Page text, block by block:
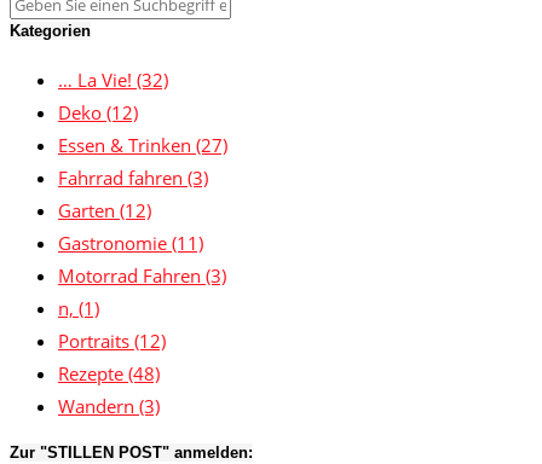
Kategorien
… La Vie! (32)
Deko (12)
Essen & Trinken (27)
Fahrrad fahren (3)
Garten (12)
Gastronomie (11)
Motorrad Fahren (3)
n, (1)
Portraits (12)
Rezepte (48)
Wandern (3)
Zur "STILLEN POST" anmelden: